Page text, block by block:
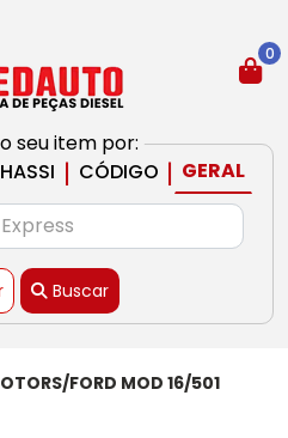
seu item por:
| CÓDIGO | GERAL
Buscar
0
FORD MOD 16/501